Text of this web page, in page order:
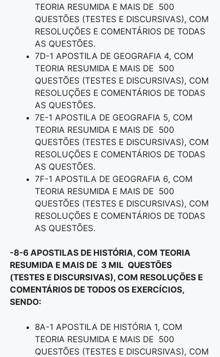
TEORIA RESUMIDA E MAIS DE 500
QUESTÕES (TESTES E DISCURSIVAS), COM
RESOLUÇÕES E COMENTÁRIOS DE TODAS
AS QUESTÕES.
7D-1 APOSTILA DE GEOGRAFIA 4, COM
TEORIA RESUMIDA E MAIS DE 500
QUESTÕES (TESTES E DISCURSIVAS), COM
RESOLUÇÕES E COMENTÁRIOS DE TODAS
AS QUESTÕES.
7E-1 APOSTILA DE GEOGRAFIA 5, COM
TEORIA RESUMIDA E MAIS DE 500
QUESTÕES (TESTES E DISCURSIVAS), COM
RESOLUÇÕES E COMENTÁRIOS DE TODAS
AS QUESTÕES.
7F-1 APOSTILA DE GEOGRAFIA 6, COM
TEORIA RESUMIDA E MAIS DE 500
QUESTÕES (TESTES E DISCURSIVAS), COM
RESOLUÇÕES E COMENTÁRIOS DE TODAS
AS QUESTÕES.
-8-6 APOSTILAS DE HISTÓRIA, COM TEORIA
RESUMIDA E MAIS DE 3 MIL QUESTÕES
(TESTES E DISCURSIVAS), COM RESOLUÇÕES E
COMENTÁRIOS DE TODOS OS EXERCÍCIOS,
SENDO:
8A-1 APOSTILA DE HISTÓRIA 1, COM
TEORIA RESUMIDA E MAIS DE 500
QUESTÕES (TESTES E DISCURSIVAS), COM